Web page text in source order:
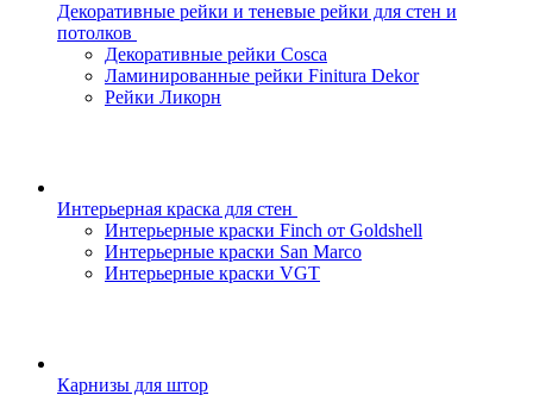
Декоративные рейки и теневые рейки для стен и
потолков
Декоративные рейки Cosca
Ламинированные рейки Finitura Dekor
Рейки Ликорн
Интерьерная краска для стен
Интерьерные краски Finch от Goldshell
Интерьерные краски San Marco
Интерьерные краски VGT
Карнизы для штор